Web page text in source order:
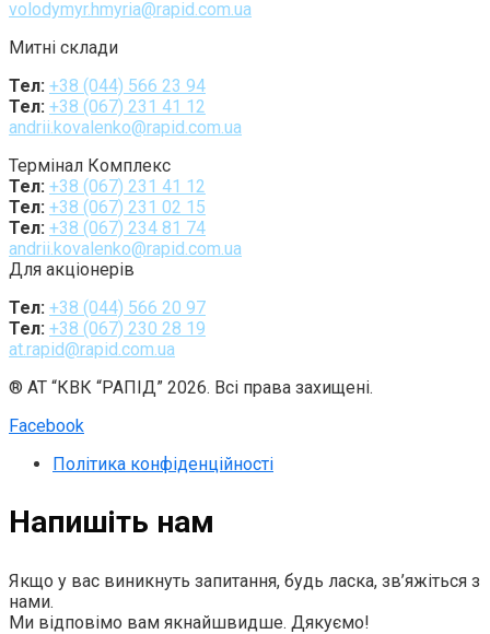
volodymyr.hmyria@rapid.com.ua
Митні склади
Тел: +38 (044) 566 23 94
Тел: +38 (067) 231 41 12
andrii.kovalenko@rapid.com.ua
Термінал Комплекс
Тел: +38 (067) 231 41 12
Тел: +38 (067) 231 02 15
Тел: +38 (067) 234 81 74
andrii.kovalenko@rapid.com.ua
Для акціонерів
Тел: +38 (044) 566 20 97
Тел: +38 (067) 230 28 19
at.rapid@rapid.com.ua
® АТ “КВК “РАПІД” 2026. Всі права захищені.
Facebook
Політика конфіденційності
Напишіть нам
Якщо у вас виникнуть запитання, будь ласка, зв’яжіться з
нами.
Ми відповімо вам якнайшвидше. Дякуємо!